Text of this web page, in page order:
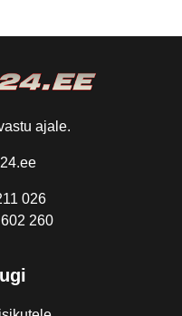
ajale.
026
260